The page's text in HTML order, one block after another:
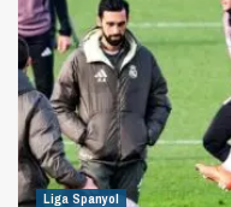
Liga Spanyol